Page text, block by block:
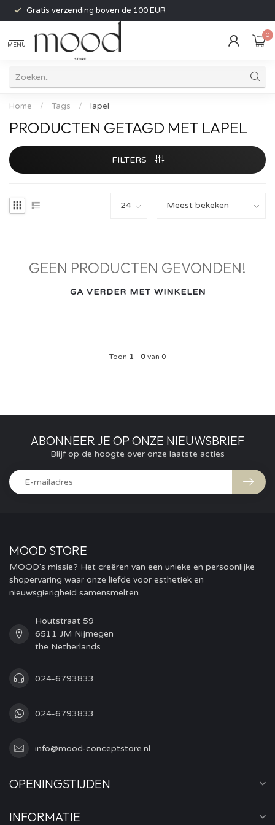
Gratis verzending boven de 100 EUR
MENU
0
Home / Tags / lapel
PRODUCTEN GETAGD MET LAPEL
FILTERS
GEEN PRODUCTEN GEVONDEN!
GA VERDER MET WINKELEN
Toon 1 - 0van 0
ABONNEER JE OP ONZE NIEUWSBRIEF
Blijf op de hoogte over onze laatste acties
MOOD STORE
MOOD's missie? Het creëren van een unieke en persoonlijke
shopervaring waar onze liefde voor esthetiek en
nieuwsgierigheid samensmelten.
Houtstraat 59
6511 JM Nijmegen
the Netherlands
024-6793833
024-6793833
info@mood-conceptstore.nl
OPENINGSTIJDEN
INFORMATIE